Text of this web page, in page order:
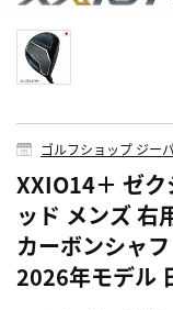
ゴルフショップ ジー
XXIO14＋ ゼ
ッド メンズ 右
カーボンシャ
2026年モデル